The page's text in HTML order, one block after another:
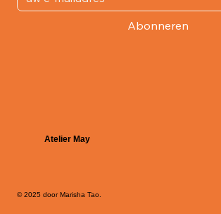
Abonneren
Atelier May
© 2025 door Marisha Tao.